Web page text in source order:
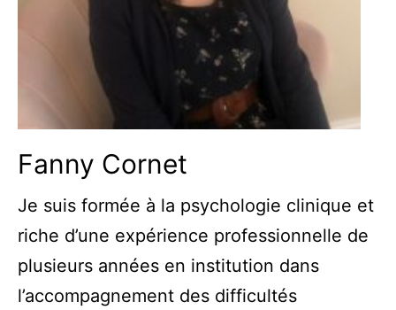
Fanny Cornet
Je suis formée à la psychologie clinique et
riche d’une expérience professionnelle de
plusieurs années en institution dans
l’accompagnement des difficultés